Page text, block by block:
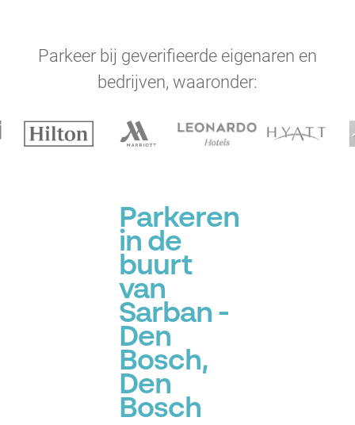
Parkeer bij geverifieerde eigenaren en
bedrijven, waaronder:
Parkeren
in de
buurt
van
Sarban -
Den
Bosch,
Den
Bosch